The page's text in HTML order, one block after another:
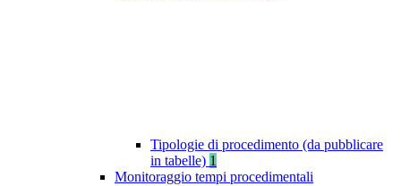
Tipologie di procedimento (da pubblicare
in tabelle) 1
Monitoraggio tempi procedimentali